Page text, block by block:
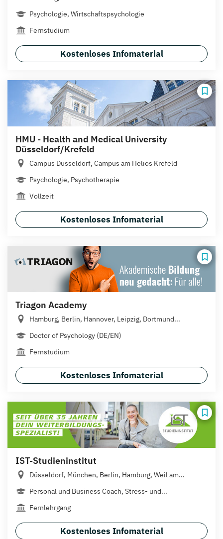
Psychologie, Wirtschaftspsychologie
Fernstudium
Kostenloses Infomaterial
HMU - Health and Medical University
Düsseldorf/Krefeld
Campus Düsseldorf, Campus am Helios Krefeld
Psychologie, Psychotherapie
Vollzeit
Kostenloses Infomaterial
Triagon Academy
Hamburg, Berlin, Hannover, Leipzig, Dortmund...
Doctor of Psychology (DE/EN)
Fernstudium
Kostenloses Infomaterial
IST-Studieninstitut
Düsseldorf, München, Berlin, Hamburg, Weil am...
Personal und Business Coach, Stress- und...
Fernlehrgang
Kostenloses Infomaterial